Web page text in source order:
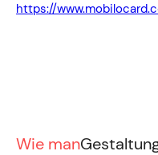
https://
Wie man